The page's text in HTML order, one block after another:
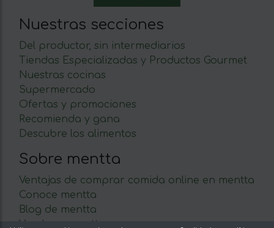
Nuestras secciones
Del productor, sin intermediarios
Tiendas Especializadas y Productos Gourmet
Nuestras cocinas
Supermercado
Ofertas y promociones
Recomienda y gana
Descubre los alimentos
Sobre mentta
Ventajas de comprar comida online en mentta
Conoce mentta
Blog de mentta
Vende en mentta